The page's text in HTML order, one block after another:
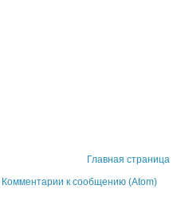
Главная страница
Комментарии к сообщению (Atom)